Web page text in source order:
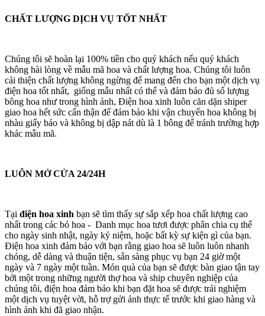
CHẤT LƯỢNG DỊCH VỤ TỐT NHẤT
Chúng tôi sẽ hoàn lại 100% tiền cho quý khách nếu quý khách
không hài lòng về mẫu mã hoa và chất lượng hoa. Chúng tôi luôn
cải thiện chất lượng không ngừng để mang đến cho bạn một dịch vụ
điện hoa tốt nhất, giống mẫu nhất có thể và đảm bảo đủ số lượng
bông hoa như trong hình ảnh, Điện hoa xinh luôn căn dặn shiper
giao hoa hết sức cẩn thận để đảm bảo khi vận chuyển hoa không bị
nhàu giấy báo và không bị dập nát dù là 1 bông để tránh trường hợp
khác mẫu mã.
LUÔN MỞ CỬA 24/24H
Tại điện hoa xinh bạn sẽ tìm thấy sự sắp xếp hoa chất lượng cao
nhất trong các bó hoa - Danh mục hoa tươi được phân chia cụ thể
cho ngày sinh nhật, ngày kỷ niệm, hoặc bất kỳ sự kiện gì của bạn.
Điện hoa xinh đảm bảo với bạn rằng giao hoa sẽ luôn luôn nhanh
chóng, dễ dàng và thuận tiện, sẵn sàng phục vụ bạn 24 giờ một
ngày và 7 ngày một tuần. Món quà của bạn sẽ được bàn giao tận tay
bởi một trong những người thợ hoa và ship chuyên nghiệp của
chúng tôi, điện hoa đảm bảo khi bạn đặt hoa sẽ được trải nghiệm
một dịch vụ tuyệt vời, hỗ trợ gửi ảnh thực tế trước khi giao hàng và
hình ảnh khi đã giao nhận.